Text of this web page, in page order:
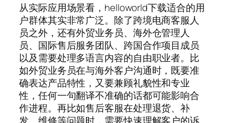
从实际应用场景看，helloworld下载适合的用
户群体其实非常广泛。除了跨境电商客服人
员之外，还有外贸业务员、海外仓管理人
员、国际售后服务团队、跨国合作项目成员
以及需要处理多语言内容的自由职业者。比
如外贸业务员在与海外客户沟通时，既要准
确表达产品特性，又要兼顾礼貌性和专业
性，任何一句翻译不准确的话都可能影响合
作进程。再比如售后客服在处理退货、补